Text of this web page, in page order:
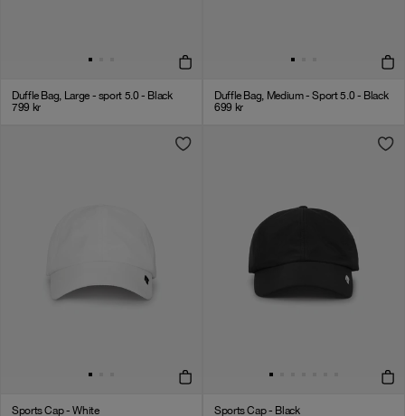
Duffle Bag, Large - sport 5.0 - Black
799 kr
Duffle Bag, Medium - Sport 5.0 - Black
699 kr
Sports Cap - White Sports Cap - Black